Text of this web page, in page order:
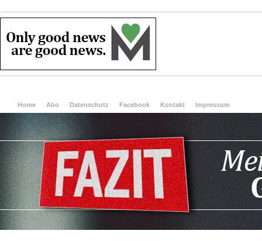
Home Abo Datenschutz Facebook Kontakt Impressum